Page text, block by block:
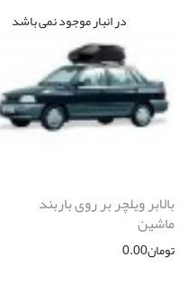
بالابر ویلچر بر روی باربند
ماشین
تومان0.00